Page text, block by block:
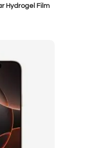
Hydrogel Film